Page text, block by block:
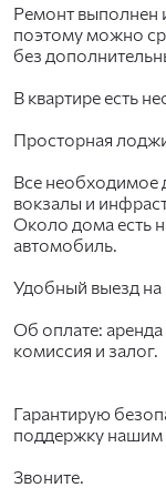
Ремонт выполнен
поэтому можно
без
В квартире есть
Просторная
Все необходимое
вокзалы и
Около дома есть
автомобиль.
Удобный выезд
Об оплате:
комиссия и залог.
Гарантирую
поддержку нашим
Звоните.